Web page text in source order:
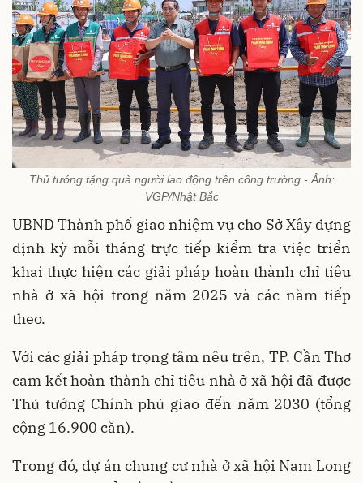
Thủ tướng tặng quà người lao động trên công trường - Ảnh:
VGP/Nhật Bắc
UBND Thành phố giao nhiệm vụ cho Sở Xây dựng
định kỳ mỗi tháng trực tiếp kiểm tra việc triển
khai thực hiện các giải pháp hoàn thành chỉ tiêu
nhà ở xã hội trong năm 2025 và các năm tiếp
theo.
Với các giải pháp trọng tâm nêu trên, TP. Cần Thơ
cam kết hoàn thành chỉ tiêu nhà ở xã hội đã được
Thủ tướng Chính phủ giao đến năm 2030 (tổng
cộng 16.900 căn).
Trong đó, dự án chung cư nhà ở xã hội Nam Long